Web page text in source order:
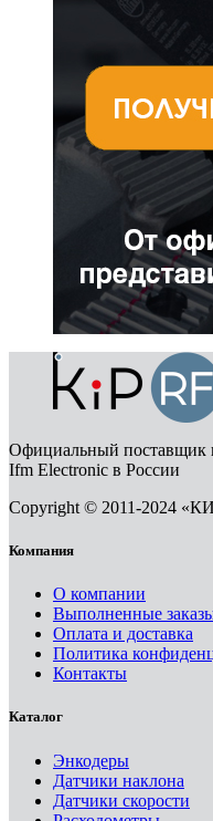
Официальный поставщик
Ifm Electronic в России
Copyright © 2011-2024
Компания
О компании
Выполненные
Оплата и доставка
Политика
Контакты
Каталог
Энкодеры
Датчики наклона
Датчики скорости